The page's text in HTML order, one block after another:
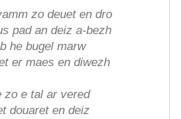
zo deuet en dro
pad an deiz a-bezh
he bugel marw
er maes en diwezh
zo e tal ar vered
douaret en deiz